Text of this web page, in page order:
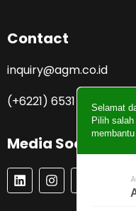
Contact
inquiry@agm.co.id
(+6221) 6531 4274
Media Social
L
I
N
I
N
S
Selamat
Pilih